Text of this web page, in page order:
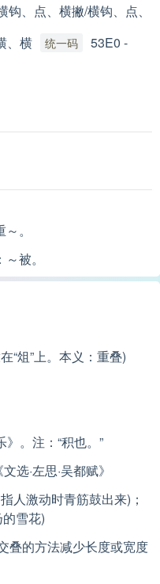
、点、横撇/横钩、点、
、横
统一码
53E0 -
。
被。
“俎”上。本义：重叠)
。注：“积也。”
·左思·吴都赋》
人激动时青筋鼓出来)；
雪花)
叠的方法减少长度或宽度